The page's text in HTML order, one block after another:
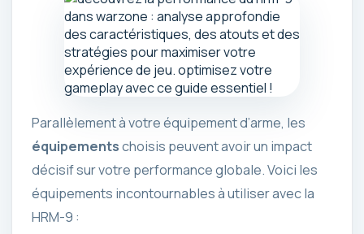
Parallèlement à votre équipement d’arme, les
équipementschoisis peuvent avoir un impact
décisif sur votre performance globale. Voici les
équipements incontournables à utiliser avec la
HRM-9 :